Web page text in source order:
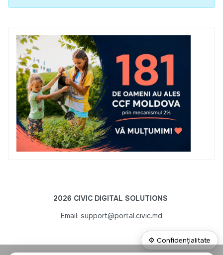
2026 CIVIC DIGITAL SOLUTIONS
Email: support@portal.civic.md
⚙ Confidențialitate